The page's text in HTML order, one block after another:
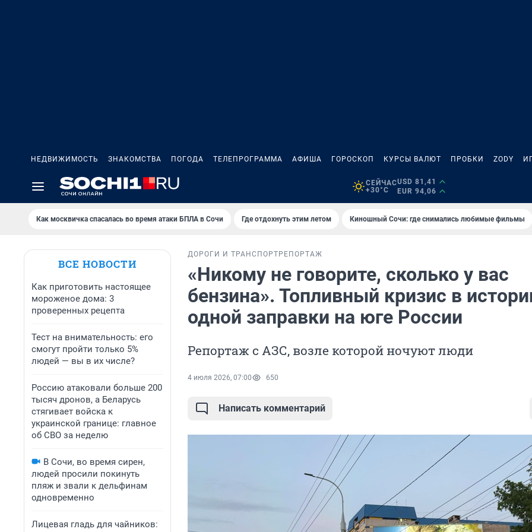
НЕДВИЖИМОСТЬ ЗНАКОМСТВА ПОГОДА ТЕЛЕПРОГРАММА АФИША ГОРОСКОП КУРСЫ ВАЛЮТ ПРОБКИ ZODY
СЕЙЧАС
+30°C
USD 81,41
EUR 94,06
Как москвичка спасалась во время атаки БПЛА в Сочи Где отдохнуть этим летом Киношный Сочи: где снимались любимые фильмы
ВСЕ НОВОСТИ
Как приготовить настоящее
мороженое дома: 3
проверенных рецепта
Тест на внимательность: его
смогут пройти только 5%
людей — вы в их числе?
Россию атаковали больше 200
тысяч дронов, а Беларусь
стягивает войска к
украинской границе: главное
об СВО за неделю
В Сочи, во время сирен,
людей просили покинуть
пляж и звали к дельфинам
одновременно
Лицевая гладь для чайников:
ДОРОГИ И ТРАНСПОРТ РЕПОРТАЖ
«Никому не говорите, сколько у вас
бензина». Топливный кризис в
одной заправки на юге России
Репортаж с АЗС, возле которой ночуют люди
4 июля 2026, 07:00 650
Написать комментарий